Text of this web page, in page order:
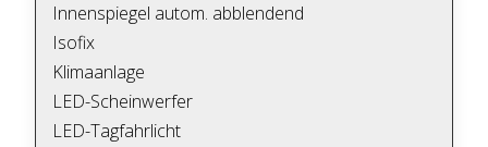
Innenspiegel autom. abblendend
Isofix
Klimaanlage
LED-Scheinwerfer
LED-Tagfahrlicht